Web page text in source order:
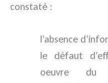
constaté :
l’absence
le défaut
oeuvre du